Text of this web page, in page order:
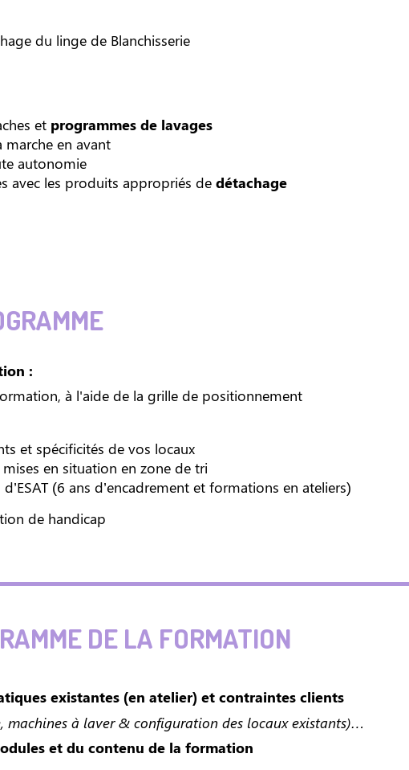
du linge de Blanchisserie
et programmes de lavages
marche en avant
autonomie
avec les produits appropriés de détachage
:
à l'aide de la grille de positionnement
et spécificités de vos locaux
en situation en zone de tri
(6 ans d’encadrement et formations en ateliers)
de handicap
DE LA FORMATION
existantes (en atelier) et contraintes clients
machines à laver & configuration des locaux existants)…
et du contenu de la formation